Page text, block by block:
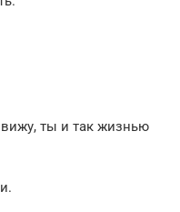
ты и так жизнью